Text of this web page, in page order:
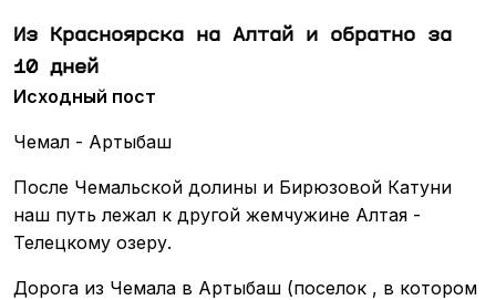
Из Красноярска на Алтай и обратно за
10 дней
Исходный пост
Чемал - Артыбаш
После Чемальской долины и Бирюзовой Катуни
наш путь лежал к другой жемчужине Алтая -
Телецкому озеру.
Дорога из Чемала в Артыбаш (поселок , в котором